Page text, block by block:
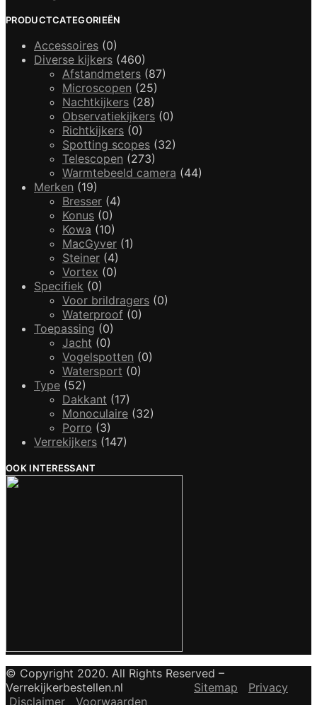
PRODUCTCATEGORIEËN
Accessoires (0)
Diverse kijkers (460)
Afstandmeters (87)
Microscopen (25)
Nachtkijkers (28)
Observatiekijkers (0)
Richtkijkers (0)
Spotting scopes (32)
Telescopen (273)
Warmtebeeld camera (44)
Merken (19)
Bresser (4)
Konus (0)
Kowa (10)
MacGyver (1)
Steiner (4)
Vortex (0)
Specifiek (0)
Voor brildragers (0)
Waterproof (0)
Toepassing (0)
Jacht (0)
Vogelspotten (0)
Watersport (0)
Type (52)
Dakkant (17)
Monoculaire (32)
Porro (3)
Verrekijkers (147)
OOK INTERESSANT
© Copyright 2020. All Rights Reserved –
Verrekijkerbestellen.nl Sitemap
Privacy
Disclaimer
Voorwaarden